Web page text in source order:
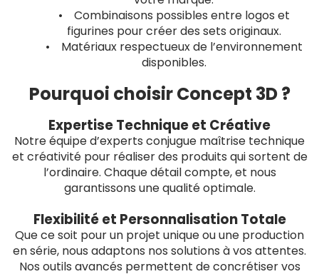
• Combinaisons possibles entre logos et
figurines pour créer des sets originaux.
• Matériaux respectueux de l’environnement
disponibles.
Pourquoi choisir Concept 3D ?
Expertise Technique et Créative
Notre équipe d’experts conjugue maîtrise technique
et créativité pour réaliser des produits qui sortent de
l’ordinaire. Chaque détail compte, et nous
garantissons une qualité optimale.
Flexibilité et Personnalisation Totale
Que ce soit pour un projet unique ou une production
en série, nous adaptons nos solutions à vos attentes.
Nos outils avancés permettent de concrétiser vos